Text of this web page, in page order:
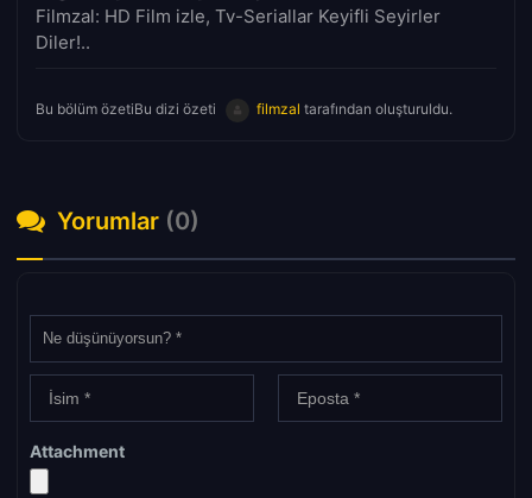
Filmzal: HD Film izle, Tv-Seriallar Keyifli Seyirler
Diler!..
Bu bölüm özetiBu dizi özeti filmzal tarafından oluşturuldu.
Yorumlar (0)
Attachment